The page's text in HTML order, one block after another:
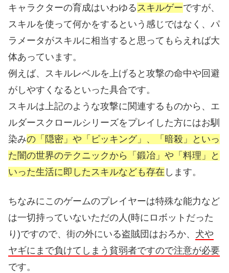
キャラクターの育成はいわゆるスキルゲーですが、
スキルを使って何かをするという感じではなく、パ
ラメータがスキルに相当すると思ってもらえれば大
体あっています。
例えば、スキルレベルを上げると攻撃の命中や回避
がしやすくなるといった具合です。
スキルは上記のような攻撃に関連するものから、エ
ルダースクロールシリーズをプレイした方にはお馴
染みの「隠密」や「ピッキング」、「暗殺」といっ
た闇の世界のテクニックから「鍛冶」や「料理」と
いった生活に即したスキルなども存在 します。
ちなみにこのゲームのプレイヤーは特殊な能力など
は一切持っていないただの人(時にロボットだった
り)ですので、街の外にいる盗賊団はおろか、 犬や
ヤギにまで負けてしまう貧弱者ですので注意が必要
です。